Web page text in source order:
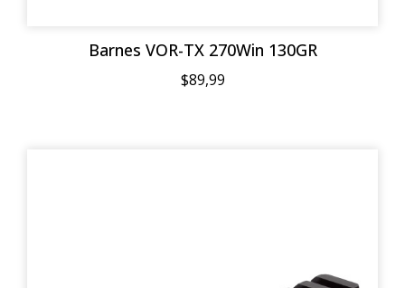
Barnes VOR-TX 270Win 130GR
$89,99